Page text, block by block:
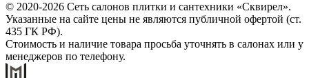
© 2020-2026 Сеть салонов плитки и сантехники «Сквирел».
Указанные на сайте цены не являются публичной офертой (ст.
435 ГК РФ).
Стоимость и наличие товара просьба уточнять в салонах или у
менеджеров по телефону.